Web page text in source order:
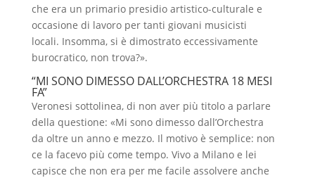
che era un primario presidio artistico-culturale e
occasione di lavoro per tanti giovani musicisti
locali. Insomma, si è dimostrato eccessivamente
burocratico, non trova?».
“MI SONO DIMESSO DALL’ORCHESTRA 18 MESI
FA”
Veronesi sottolinea, di non aver più titolo a parlare
della questione: «Mi sono dimesso dall’Orchestra
da oltre un anno e mezzo. Il motivo è semplice: non
ce la facevo più come tempo. Vivo a Milano e lei
capisce che non era per me facile assolvere anche